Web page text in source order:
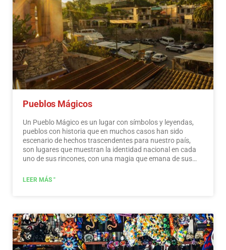
Pueblos Mágicos
Un Pueblo Mágico es un lugar con símbolos y leyendas,
pueblos con historia que en muchos casos han sido
escenario de hechos trascendentes para nuestro país,
son lugares que muestran la identidad nacional en cada
uno de sus rincones, con una magia que emana de sus
el encanto de México. El Programa Pueblos Mágicos
variadas para los visitantes nacionales y extranjeros. Un
pueblo que a través del tiempo y de cara a la modernidad,
ha conservado, valorado y defendido su patrimonio
histórico, cultural y natural; y lo manifiesta en diversas
LEER MÁS "